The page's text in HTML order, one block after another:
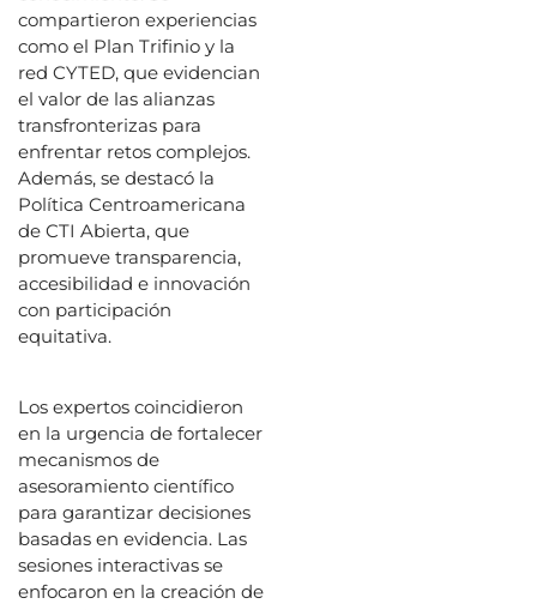
compartieron experiencias
como el Plan Trifinio y la
red CYTED, que evidencian
el valor de las alianzas
transfronterizas para
enfrentar retos complejos.
Además, se destacó la
Política Centroamericana
de CTI Abierta, que
promueve transparencia,
accesibilidad e innovación
con participación
equitativa.
Los expertos coincidieron
en la urgencia de fortalecer
mecanismos de
asesoramiento científico
para garantizar decisiones
basadas en evidencia. Las
sesiones interactivas se
enfocaron en la creación de